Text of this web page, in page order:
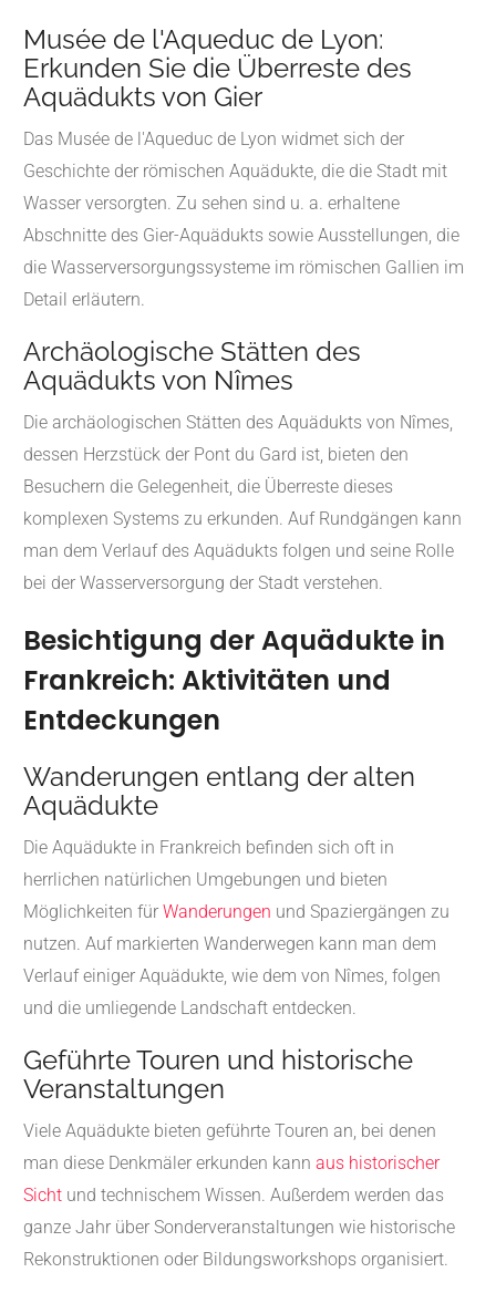
Musée de l'Aqueduc de Lyon:
Erkunden Sie die Überreste des
Aquädukts von Gier
Das Musée de l'Aqueduc de Lyon widmet sich der
Geschichte der römischen Aquädukte, die die Stadt mit
Wasser versorgten. Zu sehen sind u. a. erhaltene
Abschnitte des Gier-Aquädukts sowie Ausstellungen, die
die Wasserversorgungssysteme im römischen Gallien im
Detail erläutern.
Archäologische Stätten des
Aquädukts von Nîmes
Die archäologischen Stätten des Aquädukts von Nîmes,
dessen Herzstück der Pont du Gard ist, bieten den
Besuchern die Gelegenheit, die Überreste dieses
komplexen Systems zu erkunden. Auf Rundgängen kann
man dem Verlauf des Aquädukts folgen und seine Rolle
bei der Wasserversorgung der Stadt verstehen.
Besichtigung der Aquädukte in
Frankreich: Aktivitäten und
Entdeckungen
Wanderungen entlang der alten
Aquädukte
Die Aquädukte in Frankreich befinden sich oft in
herrlichen natürlichen Umgebungen und bieten
Möglichkeiten für Wanderungen und Spaziergängen zu
nutzen. Auf markierten Wanderwegen kann man dem
Verlauf einiger Aquädukte, wie dem von Nîmes, folgen
und die umliegende Landschaft entdecken.
Geführte Touren und historische
Veranstaltungen
Viele Aquädukte bieten geführte Touren an, bei denen
man diese Denkmäler erkunden kann aus historischer
Sicht und technischem Wissen. Außerdem werden das
ganze Jahr über Sonderveranstaltungen wie historische
Rekonstruktionen oder Bildungsworkshops organisiert.